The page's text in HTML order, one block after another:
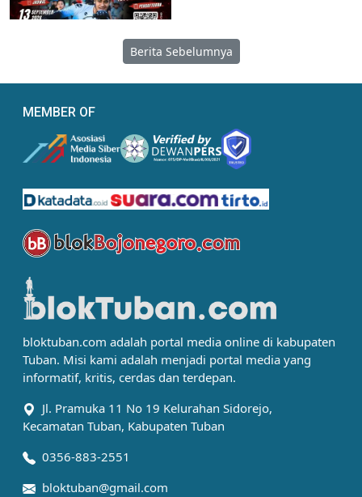
Berita Sebelumnya
MEMBER OF
bloktuban.com adalah portal media online di kabupaten
Tuban. Misi kami adalah menjadi portal media yang
informatif, kritis, cerdas dan terdepan.
Jl. Pramuka 11 No 19 Kelurahan Sidorejo,
Kecamatan Tuban, Kabupaten Tuban
0356-883-2551
bloktuban@gmail.com